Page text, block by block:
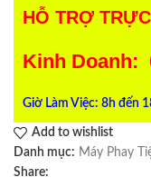
HỖ TRỢ
Kinh Doanh:
Giờ Làm Việc: 8h đến
Add to wishlist
Danh mục: Máy Phay
Share: